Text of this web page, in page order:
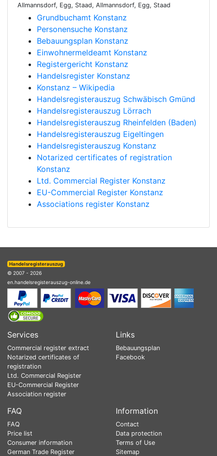
Allmannsdorf, Egg, Staad, Allmannsdorf, Egg, Staad
Grundbuchamt Konstanz
Personensuche Konstanz
Bebauungsplan Konstanz
Einwohnermeldeamt Konstanz
Registergericht Konstanz
Handelsregister Konstanz
Konstanz – Wikipedia
Handelsregisterauszug Schwäbisch Gmünd
Handelsregisterauszug Lörrach
Handelsregisterauszug Rheinfelden (Baden)
Handelsregisterauszug Eigeltingen
Handelsregisterauszug Konstanz
Notarized certificates of registration
Konstanz
Ltd. Commercial Register Konstanz
EU-Commercial Register Konstanz
Associations register Konstanz
Handelsregisterauszug
© 2007 - 2026
en.handelsregisterauszug-online.de
Services
Commercial register extract
Notarized certificates of
registration
Ltd. Commercial Register
EU-Commercial Register
Association register
Links
Bebauungsplan
Facebook
FAQ
FAQ
Price list
Consumer information
German Trade Register
Information
Contact
Data protection
Terms of Use
Sitemap